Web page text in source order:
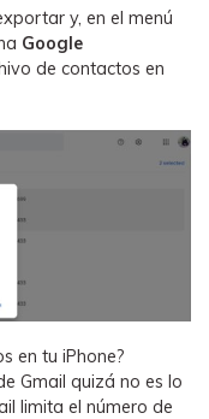
y, en el menú
Google
de contactos en
en tu iPhone?
Gmail quizá no es lo
limita el número de